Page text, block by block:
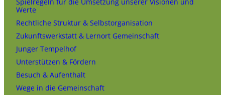
Werte
Rechtliche Struktur & Selbstorganisation
Zukunftswerkstatt & Lernort Gemeinschaft
Junger Tempelhof
Unterstützen & Fördern
Besuch & Aufenthalt
Wege in die Gemeinschaft